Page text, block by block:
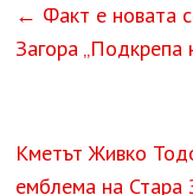
← Факт е новата
Загора „Подкрепа
Кметът Живко
емблема на Стара